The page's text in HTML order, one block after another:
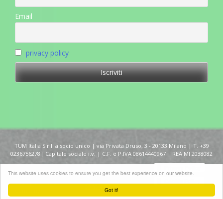
Got it!
This website uses cookies to ensure you get the best experience on our website.
Email
privacy policy
TUM Italia S.r.l. a socio unico | via Privata Druso, 3 - 20133 Milano | T. +39
0236756278| Capitale sociale i.v. | C.F. e P.IVA 08614440967 | REA MI 2038082
Copyright 2015
©TUM Italia
eSampling Media
Condizioni
generali di
contratto